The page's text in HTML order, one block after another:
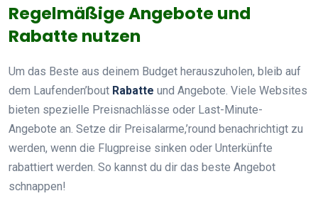
Regelmäßige Angebote und
Rabatte nutzen
Um das Beste aus deinem Budget herauszuholen, bleib auf
dem Laufenden’bout Rabatte und Angebote. Viele Websites
bieten spezielle Preisnachlässe oder Last-Minute-
Angebote an. Setze dir Preisalarme,’round benachrichtigt zu
werden, wenn die Flugpreise sinken oder Unterkünfte
rabattiert werden. So kannst du dir das beste Angebot
schnappen!